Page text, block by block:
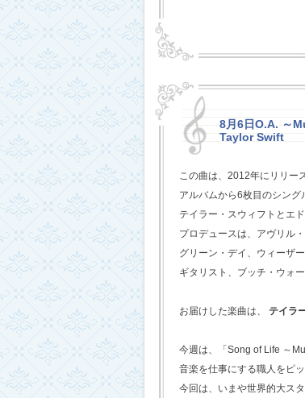
8月6日O.A. ～
Taylor Swift
この曲は、2012年にリリー
アルバムから6枚目のシング
テイラー・スウィフトとエ
プロデュースは、アヴリル
グリーン・デイ、ウィーザ
ギタリスト、ブッチ・ウォ
お届けした楽曲は、 テイラ
今週は、「Song of Life ～
音楽を仕事にする職人をピ
今回は、いまや世界的大ス